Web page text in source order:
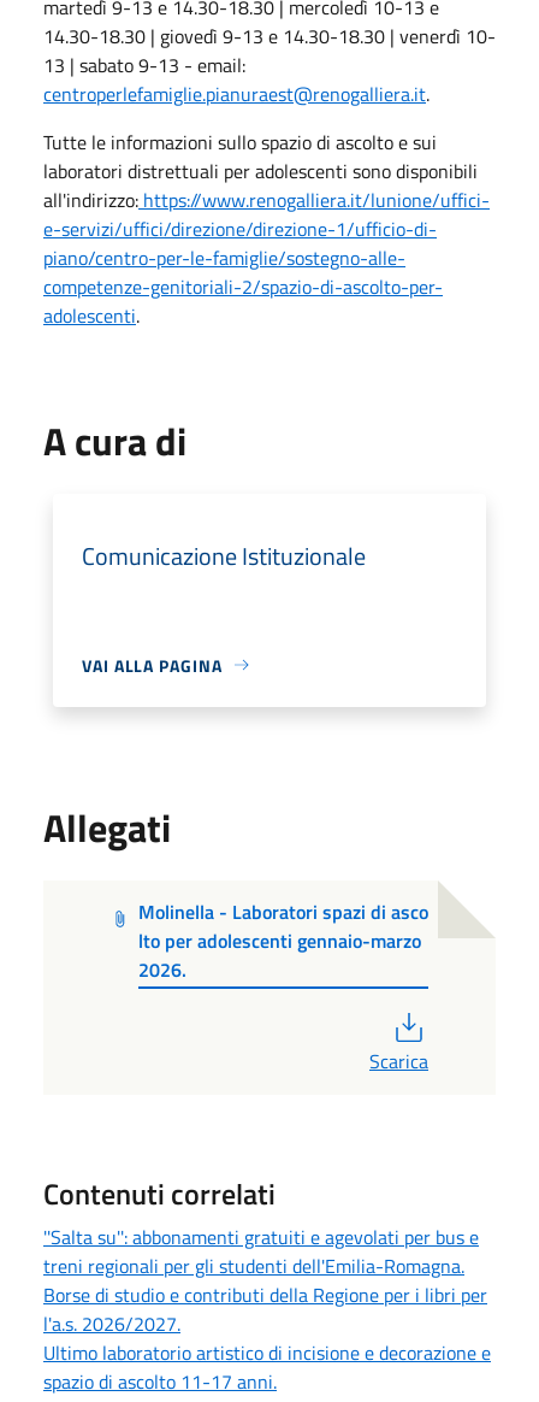
martedì 9-13 e 14.30-18.30 | mercoledì 10-13 e
14.30-18.30 | giovedì 9-13 e 14.30-18.30 | venerdì 10-
13 | sabato 9-13 - email:
centroperlefamiglie.pianuraest@renogalliera.it.
Tutte le informazioni sullo spazio di ascolto e sui
laboratori distrettuali per adolescenti sono disponibili
all'indirizzo: https://www.renogalliera.it/lunione/uffici-
e-servizi/uffici/direzione/direzione-1/ufficio-di-
piano/centro-per-le-famiglie/sostegno-alle-
competenze-genitoriali-2/spazio-di-ascolto-per-
adolescenti.
A cura di
Comunicazione Istituzionale
VAI ALLA PAGINA
Allegati
Molinella - Laboratori spazi di asco
lto per adolescenti gennaio-marzo
2026.
Scarica
Contenuti correlati
''Salta su'': abbonamenti gratuiti e agevolati per bus e
treni regionali per gli studenti dell'Emilia-Romagna.
Borse di studio e contributi della Regione per i libri per
l'a.s. 2026/2027.
Ultimo laboratorio artistico di incisione e decorazione e
spazio di ascolto 11-17 anni.